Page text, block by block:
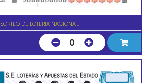
SORTEO DE LOTERIA NACIONAL
0